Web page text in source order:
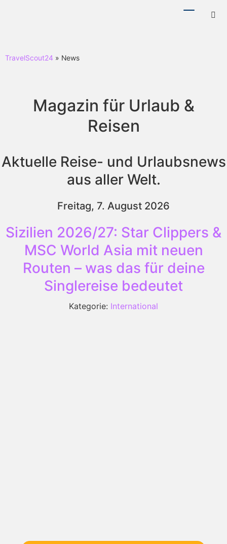
TravelScout24 » News
Magazin für Urlaub &
Reisen
Aktuelle Reise- und Urlaubsnews
aus aller Welt.
Freitag, 7. August 2026
Sizilien 2026/27: Star Clippers &
MSC World Asia mit neuen
Routen – was das für deine
Singlereise bedeutet
Kategorie: International